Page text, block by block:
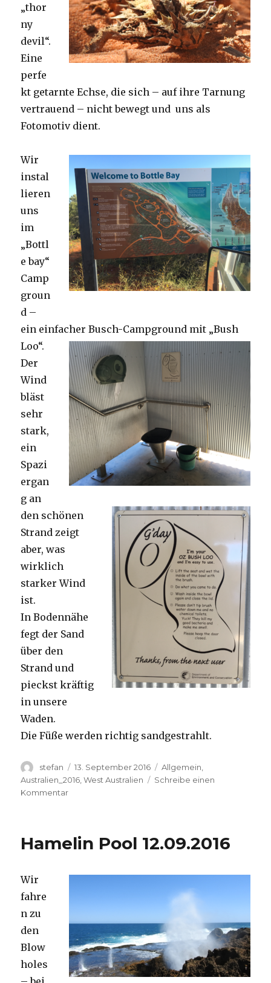
„thor
ny
devil“.
Eine
perfe
kt getarnte Echse, die sich – auf ihre Tarnung
vertrauend – nicht bewegt und uns als
Fotomotiv dient.
Wir
instal
lieren
uns
im
„Bottl
e bay“
Camp
groun
d –
ein einfacher Busch-Campground mit „Bush
Loo“.
Der
Wind
bläst
sehr
stark,
ein
Spazi
ergan
g an
den schönen
Strand zeigt
aber, was
wirklich
starker Wind
ist.
In Bodennähe
fegt der Sand
über den
Strand und
pieckst kräftig
in unsere
Waden.
Die Füße werden richtig sandgestrahlt.
Autor
stefan
Veröffentlicht
am
13. September 2016 Kategorien
Allgemein
Australien_2016 ,West Australien
Schreibe einen
Kommentarzu
Hamelin Pool 12.09.2016
Wir
fahre
n zu
den
Blow
holes